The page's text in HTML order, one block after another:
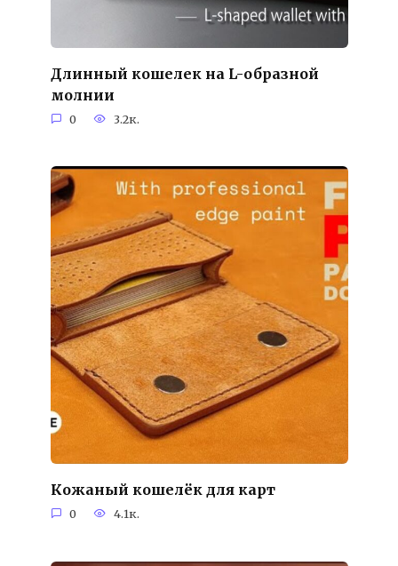
Длинный кошелек на L-образной
молнии
0 3.2к.
Кожаный кошелёк для карт
0 4.1к.